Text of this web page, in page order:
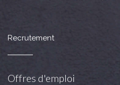
Recrutement
Offres d'emploi